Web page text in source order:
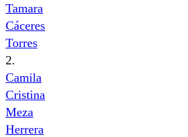
Tamara
Cáceres
Torres
2.
Camila
Cristina
Meza
Herrera